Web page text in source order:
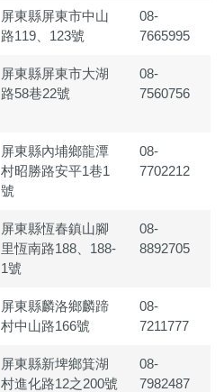
屏東縣屏東市中山
路119、123號
08-
7665995
屏東縣屏東市大湖
路58巷22號
08-
7560756
屏東縣內埔鄉龍潭
村昭勝路安平1巷1
號
08-
7702212
屏東縣恆春鎮山腳
里恆南路188、188-
1號
08-
8892705
屏東縣麟洛鄉麟蹄
村中山路166號
08-
7211777
屏東縣新埤鄉箕湖
村進化路12之200號
08-
7982487